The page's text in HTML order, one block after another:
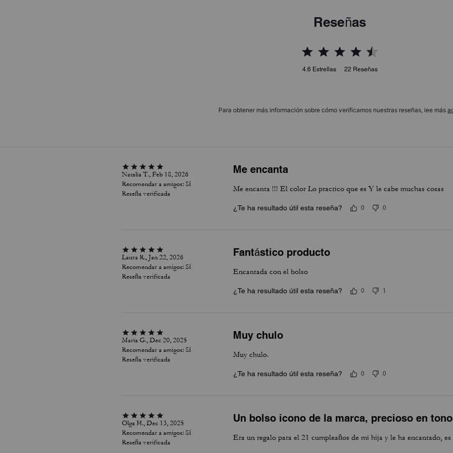
Reseñas
4.6 Estrellas 22 Reseñas
Para obtener más información sobre cómo verificamos nuestras reseñas, lee más
Natalia T., Feb 18, 2026
Recomendar a amigos: Sí
Reseña verificada
Me encanta
Me encanta !!! El color Lo practico que es Y le cabe muchas cosas
¿Te ha resultado útil esta reseña? 0 0
Laura R., Jan 22, 2026
Recomendar a amigos: Sí
Reseña verificada
Fantástico producto
Encantada con el bolso
¿Te ha resultado útil esta reseña? 0 1
Maria G., Dec 20, 2025
Recomendar a amigos: Sí
Reseña verificada
Muy chulo
Muy chulo.
¿Te ha resultado útil esta reseña? 0 0
Olga H., Dec 13, 2025
Recomendar a amigos: Sí
Reseña verificada
Un bolso icono de la marca, precioso en
Era un regalo para el 21 cumpleaños de mi hija y le ha encantado,